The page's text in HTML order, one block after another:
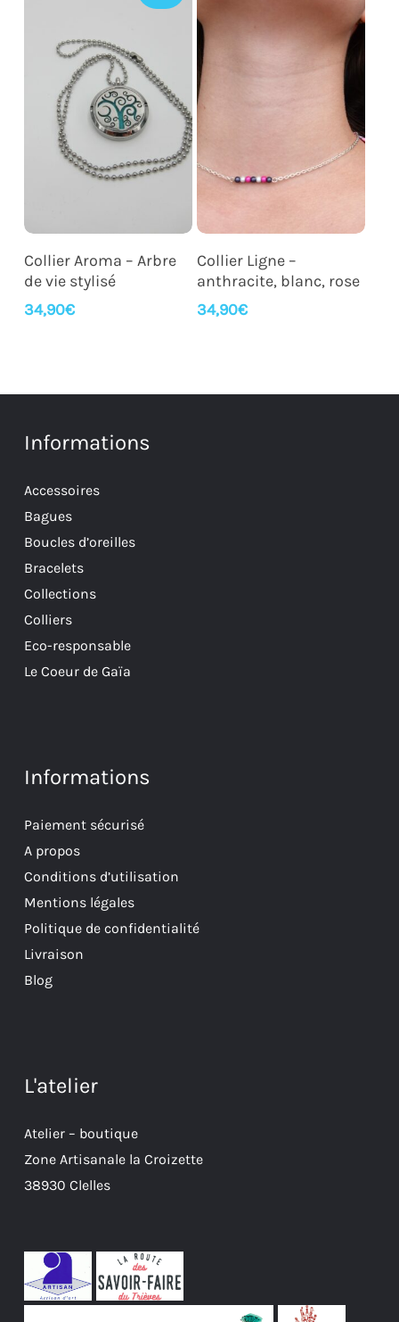
Collier Aroma – Arbre
de vie stylisé
34,90€
Ajouter Au Panier
Collier Ligne –
anthracite, blanc, rose
34,90€
Informations
Accessoires
Bagues
Boucles d’oreilles
Bracelets
Collections
Colliers
Eco-responsable
Le Coeur de Gaïa
Informations
Paiement sécurisé
A propos
Conditions d’utilisation
Mentions légales
Politique de confidentialité
Livraison
Blog
L'atelier
Atelier – boutique
Zone Artisanale la Croizette
38930 Clelles